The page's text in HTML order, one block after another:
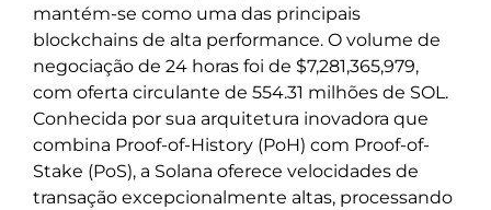
mantém-se como uma das principais
blockchains de alta performance. O volume de
negociação de 24 horas foi de $7,281,365,979,
com oferta circulante de 554.31 milhões de SOL.
Conhecida por sua arquitetura inovadora que
combina Proof-of-History (PoH) com Proof-of-
Stake (PoS), a Solana oferece velocidades de
transação excepcionalmente altas, processando